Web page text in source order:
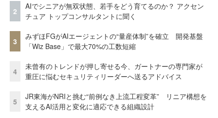
2
AIでシニアが無双状態、若手をどう育てるのか？ アクセン
チュア トップコンサルタントに聞く
3
みずほFGがAIエージェントの“量産体制”を確立 開発基盤
「Wiz Base」で最大70%の工数短縮
4
未曾有のトレンドが押し寄せる今、ガートナーの専門家が
重圧に悩むセキュリティリーダーへ送るアドバイス
5
JR東海がNRIと挑む“前例なき上流工程変革” リニア構想を
支えるAI活用と変化に適応できる組織設計